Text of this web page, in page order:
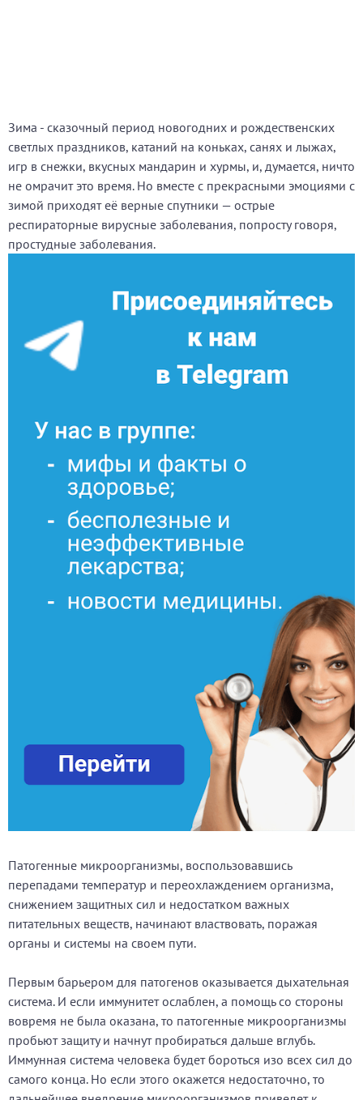
Зима - сказочный период новогодних и рождественских
светлых праздников, катаний на коньках, санях и лыжах,
игр в снежки, вкусных мандарин и хурмы, и, думается, ничто
не омрачит это время. Но вместе с прекрасными эмоциями с
зимой приходят её верные спутники — острые
респираторные вирусные заболевания, попросту говоря,
простудные заболевания.
Патогенные микроорганизмы, воспользовавшись
перепадами температур и переохлаждением организма,
снижением защитных сил и недостатком важных
питательных веществ, начинают властвовать, поражая
органы и системы на своем пути.
Первым барьером для патогенов оказывается дыхательная
система. И если иммунитет ослаблен, а помощь со стороны
вовремя не была оказана, то патогенные микроорганизмы
пробьют защиту и начнут пробираться дальше вглубь.
Иммунная система человека будет бороться изо всех сил до
самого конца. Но если этого окажется недостаточно, то